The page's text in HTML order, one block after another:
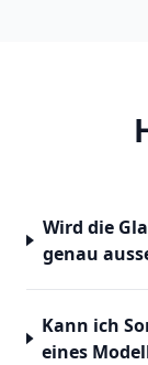
Wird die
genau
Kann ich
eines